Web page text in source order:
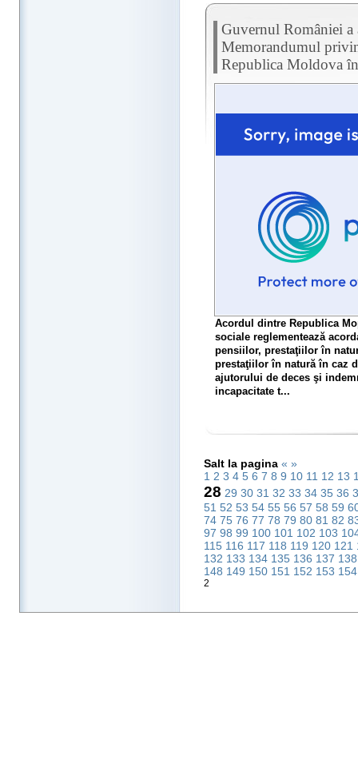
Guvernul României a
Memorandumul
Republica Moldova
Acordul dintre Republica
sociale reglementează
pensiilor, prestaţiilor în
prestaţiilor în natură în caz
ajutorului de deces şi
incapacitate t...
Salt la pagina « »
1 2 3 4 5 6 7 8 9 10 11 12 13
28 29 30 31 32 33 34 35 36
51 52 53 54 55 56 57 58 59
74 75 76 77 78 79 80 81 82
97 98 99 100 101 102 103
115 116 117 118 119 120 121
132 133 134 135 136 137
148 149 150 151 152 153
2